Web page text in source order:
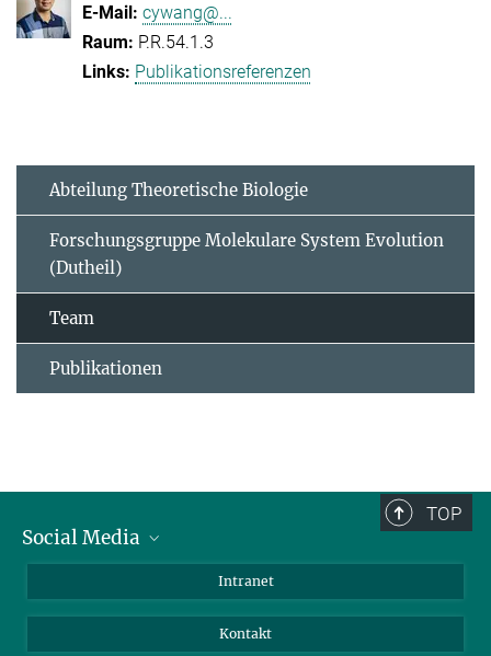
cywang@...
P.R.54.1.3
Publikationsreferenzen
Abteilung Theoretische Biologie
Forschungsgruppe Molekulare System Evolution
(Dutheil)
Team
Publikationen
TOP
Social Media
Intranet
Kontakt